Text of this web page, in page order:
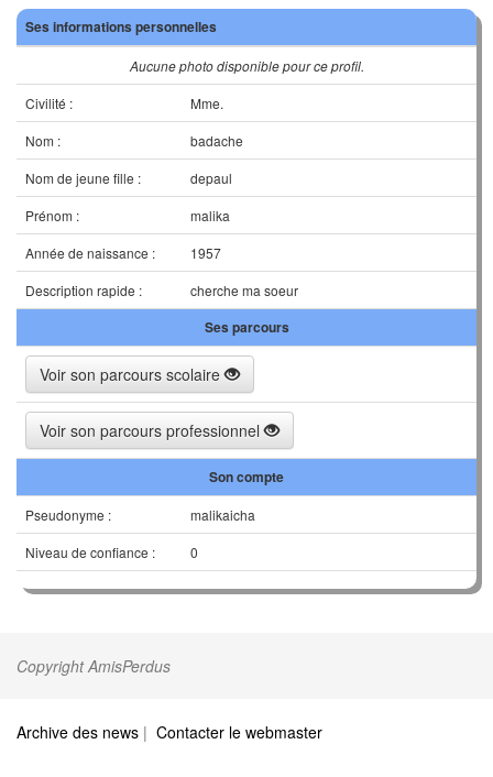
Ses informations personnelles
Aucune photo disponible pour ce profil.
Civilité :
Mme.
Nom :
badache
Nom de jeune fille :
depaul
Prénom :
malika
Année de naissance :
1957
Description rapide :
cherche ma soeur
Ses parcours
Voir son parcours scolaire
Voir son parcours professionnel
Son compte
Pseudonyme :
malikaicha
Niveau de confiance :
0
Copyright AmisPerdus
Archive des news | Contacter le webmaster